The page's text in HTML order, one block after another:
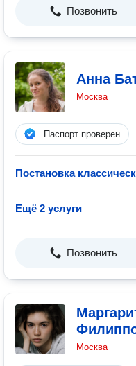
Позвонить
Анна
Москва
Паспорт проверен
Постановка
Ещё 2 услуги
Позвонить
Москва